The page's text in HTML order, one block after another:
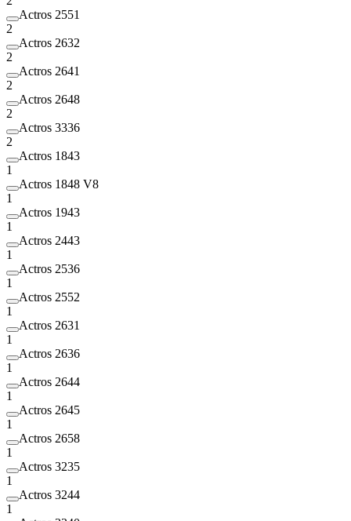
Actros 2551
2
Actros 2632
2
Actros 2641
2
Actros 2648
2
Actros 3336
2
Actros 1843
1
Actros 1848 V8
1
Actros 1943
1
Actros 2443
1
Actros 2536
1
Actros 2552
1
Actros 2631
1
Actros 2636
1
Actros 2644
1
Actros 2645
1
Actros 2658
1
Actros 3235
1
Actros 3244
1